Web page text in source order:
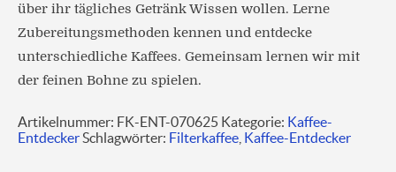
über ihr tägliches Getränk Wissen wollen. Lerne
Zubereitungsmethoden kennen und entdecke
unterschiedliche Kaffees. Gemeinsam lernen wir mit
der feinen Bohne zu spielen.
Artikelnummer: FK-ENT-070625 Kategorie: Kaffee-
EntdeckerSchlagwörter: Filterkaffee Kaffee-Entdecker